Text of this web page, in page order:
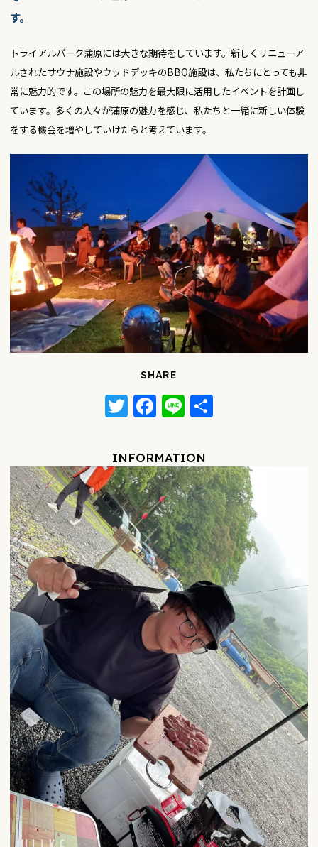
す。
トライアルパーク蒲原には大きな期待をしています。新しくリニューア
ルされたサウナ施設やウッドデッキのBBQ施設は、私たちにとっても非
常に魅力的です。この場所の魅力を最大限に活用したイベントを計画し
ています。多くの人々が蒲原の魅力を感じ、私たちと一緒に新しい体験
をする機会を増やしていけたらと考えています。
SHARE
Twitter
Facebook
Line
INFORMATION